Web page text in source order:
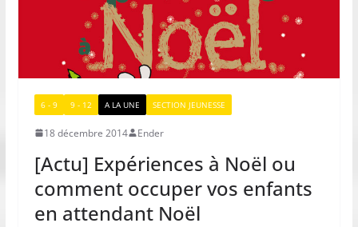
6 - 9 9 - 12 A LA UNE SECTION JEUNESSE
18 décembre 2014 Ender
[Actu] Expériences à Noël ou
comment occuper vos enfants
en attendant Noël